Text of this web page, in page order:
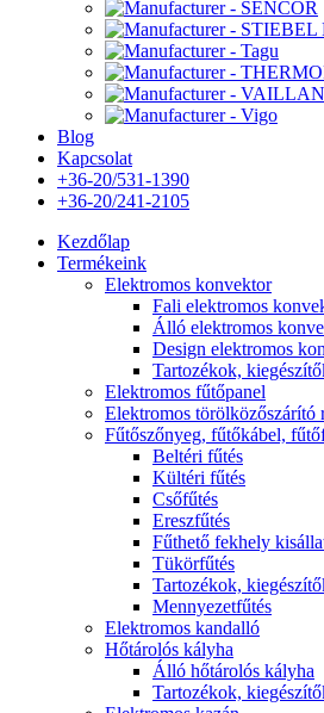
Blog
Kapcsolat
+36-20/531-1390
+36-20/241-2105
Kezdőlap
Termékeink
Elektromos konvektor
Fali elektromos
Álló elektromos
Design elektromos
Tartozékok,
Elektromos fűtőpanel
Elektromos törölközőszárító
Fűtőszőnyeg, fűtőkábel,
Beltéri fűtés
Kültéri fűtés
Csőfűtés
Ereszfűtés
Fűthető fekhely
Tükörfűtés
Tartozékok,
Mennyezetfűtés
Elektromos kandalló
Hőtárolós kályha
Álló hőtárolós kályha
Tartozékok,